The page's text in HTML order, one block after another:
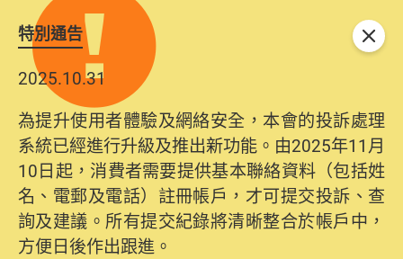
特別通告
2025.10.31
為提升使用者體驗及網絡安全，本會的投訴處理
系統已經進行升級及推出新功能。由2025年11月
10日起，消費者需要提供基本聯絡資料（包括姓
名、電郵及電話）註冊帳戶，才可提交投訴、查
詢及建議。所有提交紀錄將清晰整合於帳戶中，
方便日後作出跟進。
關閉